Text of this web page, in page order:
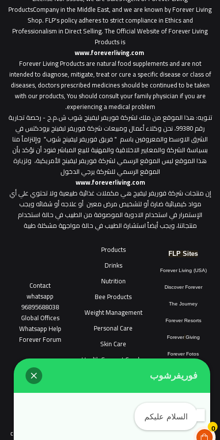
0
ProductsCompany in the Middle East, and we are known by Forever Living
Shop. FLP's policy adheres to strict compliance in Ethics and
Professionalism in Direct Selling. The Official Website of Forever Living
Products is
www.foreverliving.com
Forever Living Products are natural food supplements and are not
intended to diagnose, mitigate, treat or cure a specific disease or class of
diseases, doctors prescribed medicines should be continued to be taken
with our products, You should consult your family physician if you are
experiencing a medical problem.
تنـويه: هذا الموقع من ملك لشركة فوريفر ليفينج شوب ش.م.ح - رخصة تجارية
رقم 99380، نحن وكلاء أعمال ومبيعات شركة فوريفر لبفينج برودكتس في
الشرق الاوسط والمعروفين باسم " فريق فوريفر ليفينج شوب" وإلتزاماً منا
بسياسة الشركة والمعايير الاخلاقية والمهنية للبيع المباشر فنود أن نؤكد بأن
هذا الموقع ليس الموقع الرسمي لشركة فوريفر ليفينج الأمريكية، ولزيارة
الموقع الرسمي للشركة يرجي الدخول
www.foreverliving.com
​إن منتجات شركة فوريفر ليفيج هي مكملات غذائية طبيعية ولا تحتوي علي أي
مواد كيميائية ضارة أو لتشخيص مرض معين أو علاجه أو شفائه ويجب
الإستمرار في استخدام الادوية الموصوفة من الطبيب في حالة استخدام
منتجاتنا، ويجب أيضاً استشارة الطبيب في حالة مواجهة مشكلة طبية
FLP Sites
Forever Living (USA)
Discover Forever
The Journey
Forever Resorts
Forever Giving
Forever Fotos
Products
Drinks
Nutrition
Bee Products
Weight Management
Personal Care
Skin Care
Health Support Combo
Contact
whatsapp
96895688038
Global Offices
Whatsapp Help
Forever Forum
COPYRIGHT © 2018 FOREVER LIVING SHOP ALL RIGHTS RESERVED.
Forevershop.online does not target the people of
continental Europe and Complyed with EU user consent policy EU Cookie
فوريفرشوب
السلام عليكم